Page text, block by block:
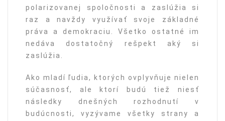
polarizovanej spoločnosti a zaslúžia si
raz a navždy využívať svoje základné
práva a demokraciu. Všetko ostatné im
nedáva dostatočný rešpekt aký si
zaslúžia.
Ako mladí ľudia, ktorých ovplyvňuje nielen
súčasnosť, ale ktorí budú tiež niesť
následky dnešných rozhodnutí v
budúcnosti, vyzývame všetky strany a